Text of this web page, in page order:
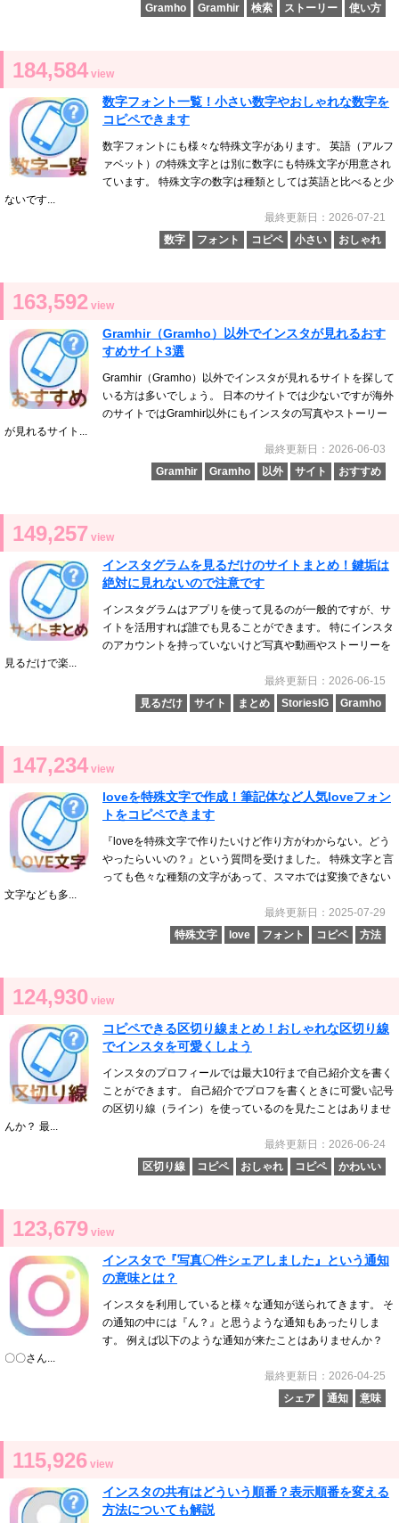
Gramho
Gramhir 検索 ストーリー 使い方
184,584 view
数字フォント一覧！小さい数字やおしゃれな数字を
コピペできます
数字フォントにも様々な特殊文字があります。 英語（アルフ
ァベット）の特殊文字とは別に数字にも特殊文字が用意され
ています。 特殊文字の数字は種類としては英語と比べると少
ないです...
最終更新日：2026-07-21
数字
フォント コピペ 小さい おしゃれ
163,592 view
Gramhir（Gramho）以外でインスタが見れるおす
すめサイト3選
Gramhir（Gramho）以外でインスタが見れるサイトを探して
いる方は多いでしょう。 日本のサイトでは少ないですが海外
のサイトではGramhir以外にもインスタの写真やストーリー
が見れるサイト...
最終更新日：2026-06-03
Gramhir
Gramho 以外 サイト おすすめ
149,257 view
インスタグラムを見るだけのサイトまとめ！鍵垢は
絶対に見れないので注意です
インスタグラムはアプリを使って見るのが一般的ですが、サ
イトを活用すれば誰でも見ることができます。 特にインスタ
のアカウントを持っていないけど写真や動画やストーリーを
見るだけで楽...
最終更新日：2026-06-15
見るだけ
サイト まとめ StoriesIG Gramho
147,234 view
loveを特殊文字で作成！筆記体など人気loveフォン
トをコピペできます
『loveを特殊文字で作りたいけど作り方がわからない。どう
やったらいいの？』という質問を受けました。 特殊文字と言
っても色々な種類の文字があって、スマホでは変換できない
文字なども多...
最終更新日：2025-07-29
特殊文字
love フォント コピペ 方法
124,930 view
コピペできる区切り線まとめ！おしゃれな区切り線
でインスタを可愛くしよう
インスタのプロフィールでは最大10行まで自己紹介文を書く
ことができます。 自己紹介でプロフを書くときに可愛い記号
の区切り線（ライン）を使っているのを見たことはありませ
んか？ 最...
最終更新日：2026-06-24
区切り線
コピペ おしゃれ コピペ かわいい
123,679 view
インスタで『写真〇件シェアしました』という通知
の意味とは？
インスタを利用していると様々な通知が送られてきます。 そ
の通知の中には『ん？』と思うような通知もあったりしま
す。 例えば以下のような通知が来たことはありませんか？
〇〇さん...
最終更新日：2026-04-25
シェア
通知 意味
115,926 view
インスタの共有はどういう順番？表示順番を変える
方法についても解説